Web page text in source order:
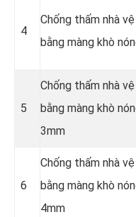
4
Chống thấm nhà
bằng màng khò
5
Chống thấm nhà
bằng màng khò
3mm
6
Chống thấm nhà
bằng màng khò
4mm